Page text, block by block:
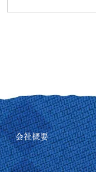
会社概要